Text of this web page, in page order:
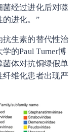
经过进化后对噬
的进化。”
生素的替代性治
的Paul Turner博
体对抗铜绿假单
纤维化患者出现严